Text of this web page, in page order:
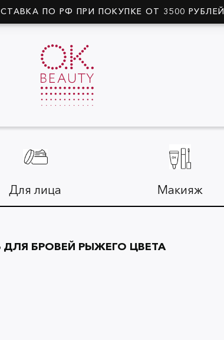
ПО РФ ПРИ ПОКУПКЕ ОТ 3500 РУБЛЕЙ
Для лица Макияж
ДЛЯ БРОВЕЙ РЫЖЕГО ЦВЕТА